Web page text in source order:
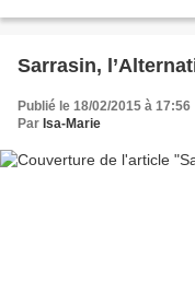
Sarrasin,
Publié le 18/02/2015 à 17:56
Par Isa-Marie